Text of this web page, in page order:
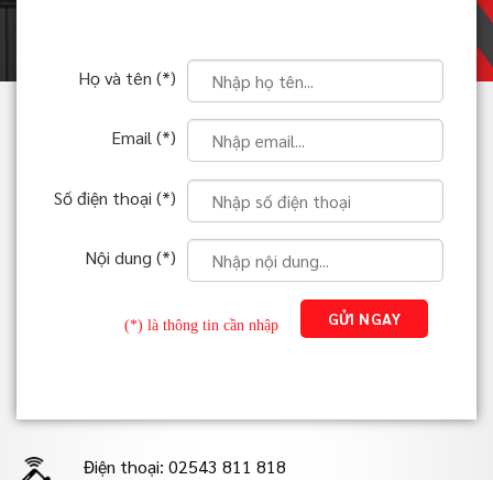
Họ và tên (*)
Email (*)
Số điện thoại (*)
Nội dung (*)
(*) là thông tin cần nhập
Điện thoại: 02543 811 818